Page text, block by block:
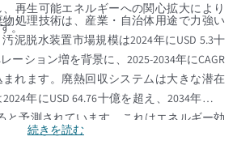
再生可能エネルギーへの関心拡大により
。
処理技術は、産業・自治体用途で力強い
泥脱水装置市場規模は2024年にUSD 5.3十
ーション増を背景に、2025-2034年にCAGR
まれます。廃熱回収システムは大きな潜在
年にUSD 64.76十億を超え、2034年まで
と予測されています。これはエネルギー効
れています。廃熱発電システム、廃水回収
続きを読む